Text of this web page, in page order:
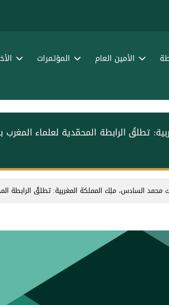
الأمين العام المؤتمرات
‏تطلقُ ⁧‫الرابطة المحمّدية‬⁩ لعلماء
محمد السادس، ملِك المملكة المغربية: ‏تطلقُ ⁧‫الرابطة